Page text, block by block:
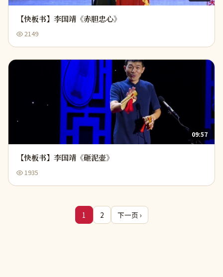
【快板书】李国靖《赤胆忠心》
2149
09:57
【快板书】李国靖《砸泥壶》
1935
1 2 下一页 ›